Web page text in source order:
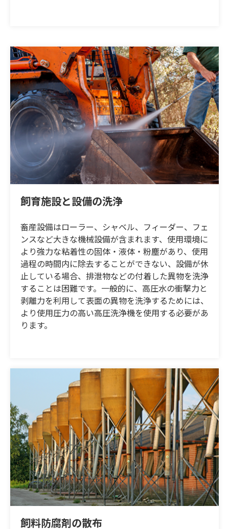
飼育施設と設備の洗浄
畜産設備はローラー、シャベル、フィーダー、フェ
ンスなど大きな機械設備が含まれます、使用環境に
より強力な粘着性の固体・液体・粉塵があり、使用
過程の時間内に除去することができない、設備が休
止している場合、排泄物などの付着した異物を洗浄
することは困難です。一般的に、高圧水の衝撃力と
剥離力を利用して表面の異物を洗浄するためには、
より使用圧力の高い高圧洗浄機を使用する必要があ
ります。
飼料防腐剤の散布